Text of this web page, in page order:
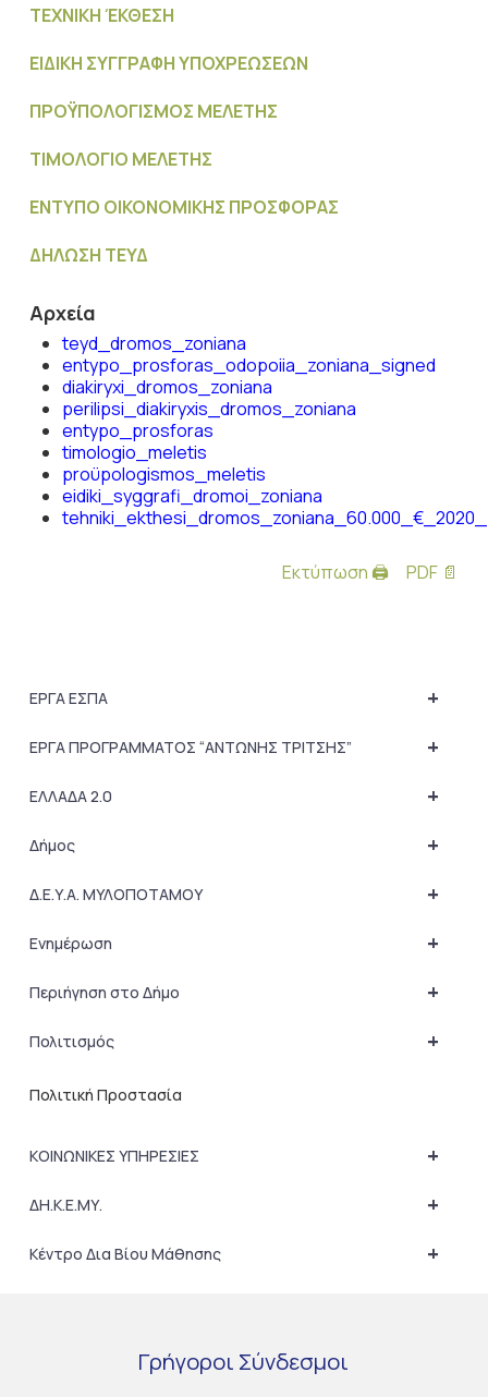
ΤΕΧΝΙΚΗ ΈΚΘΕΣΗ
ΕΙΔΙΚΗ ΣΥΓΓΡΑΦΗ ΥΠΟΧΡΕΩΣΕΩΝ
ΠΡΟΫΠΟΛΟΓΙΣΜΟΣ MΕΛΕΤΗΣ
ΤΙΜΟΛΟΓΙΟ ΜΕΛΕΤΗΣ
ΕΝΤΥΠΟ ΟΙΚΟΝΟΜΙΚΗΣ ΠΡΟΣΦΟΡΑΣ
ΔΗΛΩΣΗ ΤΕΥΔ
Αρχεία
teyd_dromos_zoniana
entypo_prosforas_odopoiia_zoniana_signed
diakiryxi_dromos_zoniana
perilipsi_diakiryxis_dromos_zoniana
entypo_prosforas
timologio_meletis
proϋpologismos_meletis
eidiki_syggrafi_dromoi_zoniana
tehniki_ekthesi_dromos_zoniana_60.000_€_2020_
Εκτύπωση 🖨 PDF 📄
+
ΕΡΓΑ ΕΣΠΑ
+
ΕΡΓΑ ΠΡΟΓΡΑΜΜΑΤΟΣ “ΑΝΤΩΝΗΣ ΤΡΙΤΣΗΣ”
+
ΕΛΛΑΔΑ 2.0
+
Δήμος
+
Δ.Ε.Υ.Α. ΜΥΛΟΠΟΤΑΜΟΥ
+
Ενημέρωση
+
Περιήγηση στο Δήμο
+
Πολιτισμός
Πολιτική Προστασία
+
ΚΟΙΝΩΝΙΚΕΣ ΥΠΗΡΕΣΙΕΣ
+
ΔΗ.Κ.Ε.ΜΥ.
+
Κέντρο Δια Βίου Μάθησης
Γρήγοροι Σύνδεσμοι